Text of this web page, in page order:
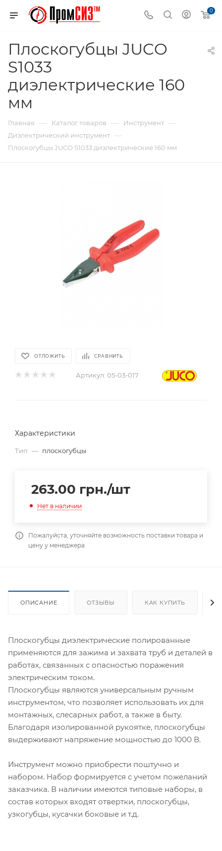
0
Плоскогубцы JUCO
S1033
диэлектрические 160
мм
Главная — Каталог товаров — Инструмент —
Диэлектрический инструмент —
Плоскогубцы JUCO S1033 диэлектрические 160 мм
ОТЛОЖИТЬ СРАВНИТЬ
Артикул: 05-03-017
Характеристики
Тип — плоскогубцы
263.00 грн./шт
Нет в наличии
Пожалуйста, уточняйте возможность поставки товара и
цену у менеджера
ОПИСАНИЕ ОТЗЫВЫ КАК КУПИТЬ
Плоскогубцы диэлектрические полированные
применяются для зажима и захвата труб и деталей в
работах, связанных с опасностью поражения
электрическим током.
Плоскогубцы являются универсальным ручным
инструментом, что позволяет использовать их для
монтажных, слесарных работ, а также в быту.
Благодаря изолированной рукоятке, плоскогубцы
выдерживают напряжение мощностью до 1000 В.
Инструмент можно приобрести поштучно и
набором. Набор формируется с учетом пожеланий
заказчика. В наличии имеются типовые наборы, в
состав которых входят отвертки, плоскогубцы,
узкогубцы, кусачки боковые и т.д.